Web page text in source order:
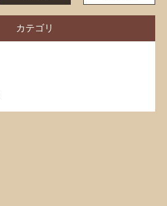
カテゴリ